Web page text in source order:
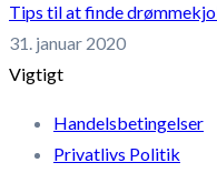
Tips til at finde
31. januar 2020
Vigtigt
Handelsbetingelser
Privatlivs Politik